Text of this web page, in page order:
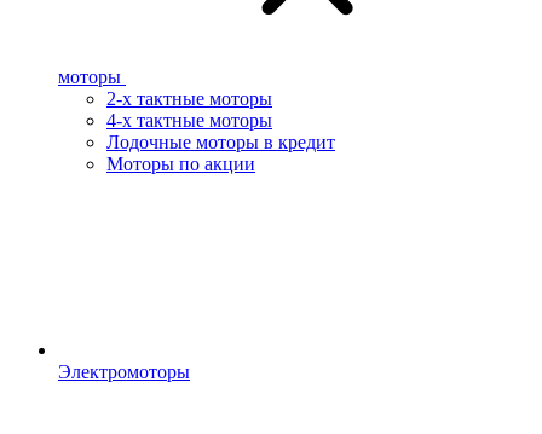
моторы
2-х тактные моторы
4-х тактные моторы
Лодочные моторы в кредит
Моторы по акции
Электромоторы